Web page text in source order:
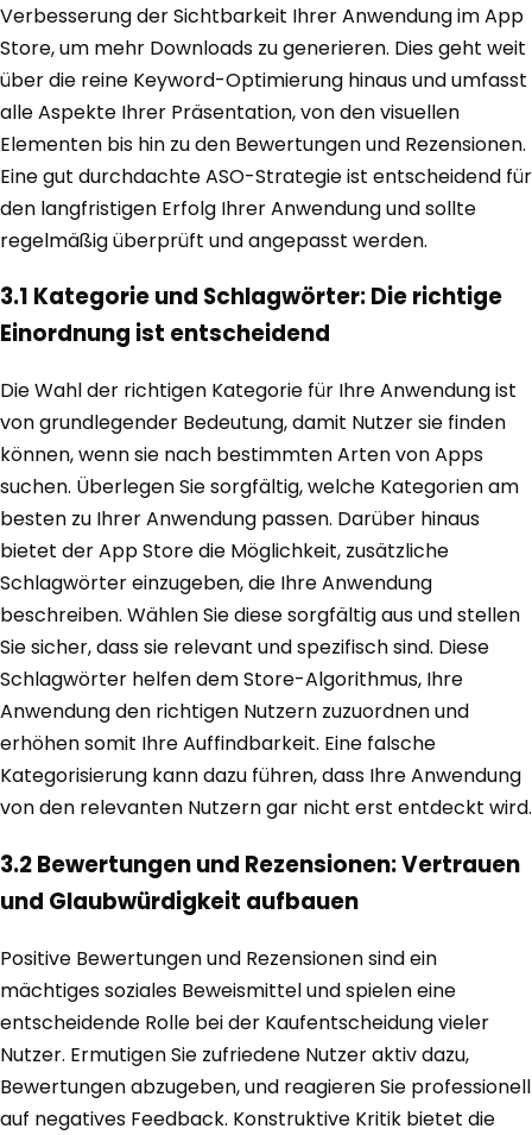
Verbesserung der Sichtbarkeit Ihrer Anwendung im App
Store, um mehr Downloads zu generieren. Dies geht weit
über die reine Keyword-Optimierung hinaus und umfasst
alle Aspekte Ihrer Präsentation, von den visuellen
Elementen bis hin zu den Bewertungen und Rezensionen.
Eine gut durchdachte ASO-Strategie ist entscheidend für
den langfristigen Erfolg Ihrer Anwendung und sollte
regelmäßig überprüft und angepasst werden.
3.1 Kategorie und Schlagwörter: Die richtige
Einordnung ist entscheidend
Die Wahl der richtigen Kategorie für Ihre Anwendung ist
von grundlegender Bedeutung, damit Nutzer sie finden
können, wenn sie nach bestimmten Arten von Apps
suchen. Überlegen Sie sorgfältig, welche Kategorien am
besten zu Ihrer Anwendung passen. Darüber hinaus
bietet der App Store die Möglichkeit, zusätzliche
Schlagwörter einzugeben, die Ihre Anwendung
beschreiben. Wählen Sie diese sorgfältig aus und stellen
Sie sicher, dass sie relevant und spezifisch sind. Diese
Schlagwörter helfen dem Store-Algorithmus, Ihre
Anwendung den richtigen Nutzern zuzuordnen und
erhöhen somit Ihre Auffindbarkeit. Eine falsche
Kategorisierung kann dazu führen, dass Ihre Anwendung
von den relevanten Nutzern gar nicht erst entdeckt wird.
3.2 Bewertungen und Rezensionen: Vertrauen
und Glaubwürdigkeit aufbauen
Positive Bewertungen und Rezensionen sind ein
mächtiges soziales Beweismittel und spielen eine
entscheidende Rolle bei der Kaufentscheidung vieler
Nutzer. Ermutigen Sie zufriedene Nutzer aktiv dazu,
Bewertungen abzugeben, und reagieren Sie professionell
auf negatives Feedback. Konstruktive Kritik bietet die